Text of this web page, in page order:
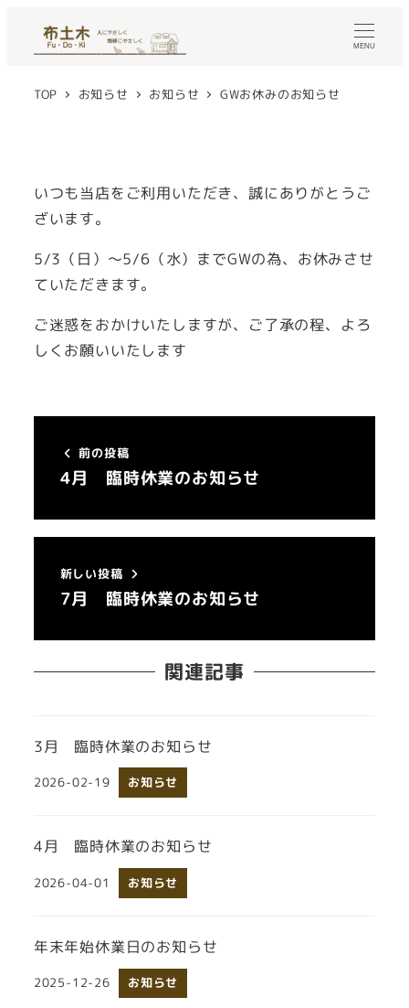
MENU
TOP お知らせ お知らせ GWお休みのお知らせ
いつも当店をご利用いただき、誠にありがとうご
ざいます。
5/3（日）～5/6（水）までGWの為、お休みさせ
ていただきます。
ご迷惑をおかけいたしますが、ご了承の程、よろ
しくお願いいたします
前の投稿
4月 臨時休業のお知らせ
新しい投稿
7月 臨時休業のお知らせ
関連記事
3月 臨時休業のお知らせ
投稿日
2026-02-19 お知らせ
4月 臨時休業のお知らせ
投稿日
2026-04-01 お知らせ
年末年始休業日のお知らせ
投稿日
2025-12-26 お知らせ